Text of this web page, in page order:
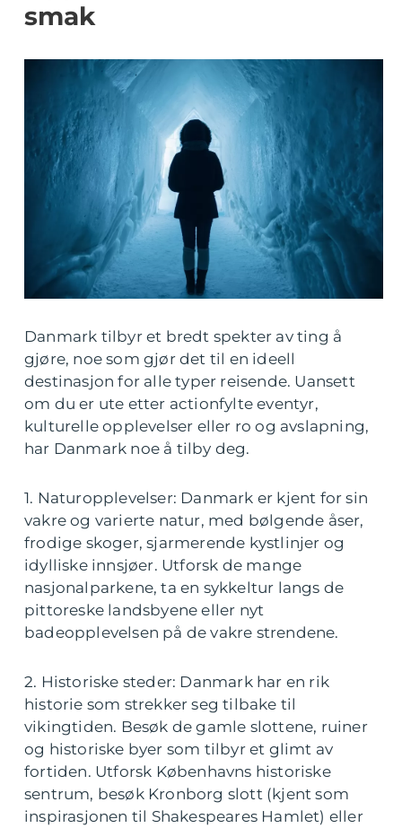
smak
Danmark tilbyr et bredt spekter av ting å
gjøre, noe som gjør det til en ideell
destinasjon for alle typer reisende. Uansett
om du er ute etter actionfylte eventyr,
kulturelle opplevelser eller ro og avslapning,
har Danmark noe å tilby deg.
1. Naturopplevelser: Danmark er kjent for sin
vakre og varierte natur, med bølgende åser,
frodige skoger, sjarmerende kystlinjer og
idylliske innsjøer. Utforsk de mange
nasjonalparkene, ta en sykkeltur langs de
pittoreske landsbyene eller nyt
badeopplevelsen på de vakre strendene.
2. Historiske steder: Danmark har en rik
historie som strekker seg tilbake til
vikingtiden. Besøk de gamle slottene, ruiner
og historiske byer som tilbyr et glimt av
fortiden. Utforsk Københavns historiske
sentrum, besøk Kronborg slott (kjent som
inspirasjonen til Shakespeares Hamlet) eller